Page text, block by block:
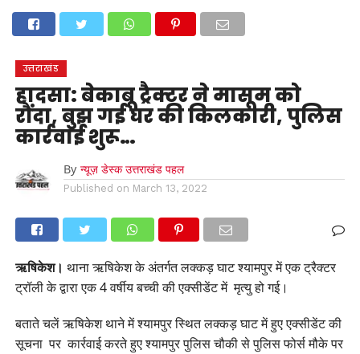
देहरादूननैनीताल
मनोरंजन
उत्तराखंड
हादसा: बेकाबू ट्रैक्टर ने मासूम को
रौंदा, बुझ गई घर की किलकारी, पुलिस
कार्रवाई शुरू…
By न्यूज़ डेस्क उत्तराखंड पहल
Published on March 13, 2022
ऋषिकेश। थाना ऋषिकेश के अंतर्गत लक्कड़ घाट श्यामपुर में एक ट्रैक्टर
ट्रॉली के द्वारा एक 4 वर्षीय बच्ची की एक्सीडेंट में मृत्यु हो गई।
बताते चलें ऋषिकेश थाने में श्यामपुर स्थित लक्कड़ घाट में हुए एक्सीडेंट की
सूचना पर कार्रवाई करते हुए श्यामपुर पुलिस चौकी से पुलिस फोर्स मौके पर